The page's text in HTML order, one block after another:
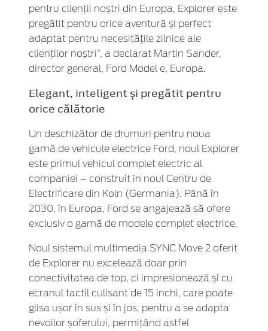
pentru clienții noștri din Europa, Explorer este
pregătit pentru orice aventură și perfect
adaptat pentru necesitățile zilnice ale
clienților noștri”, a declarat Martin Sander,
director general, Ford Model e, Europa.
Elegant, inteligent și pregătit pentru
orice călătorie
Un deschizător de drumuri pentru noua
gamă de vehicule electrice Ford, noul Explorer
este primul vehicul complet electric al
companiei – construit în noul Centru de
Electrificare din Koln (Germania). Până în
2030, în Europa, Ford se angajează să ofere
exclusiv o gamă de modele complet electrice.
Noul sistemul multimedia SYNC Move 2 oferit
de Explorer nu excelează doar prin
conectivitatea de top, ci impresionează și cu
ecranul tactil culisant de 15 inchi, care poate
glisa ușor în sus și în jos, pentru a se adapta
nevoilor șoferului, permițând astfel